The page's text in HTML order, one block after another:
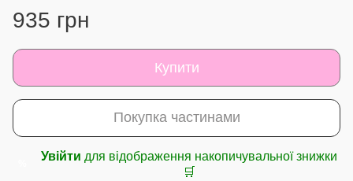
935 грн
Купити
Покупка частинами
Увійти для відображення накопичувальної знижки
🛒